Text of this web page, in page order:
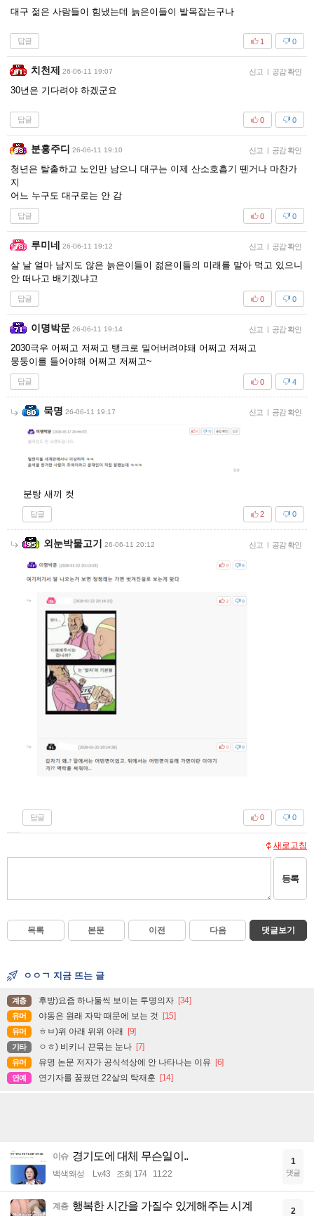
대구 젊은 사람들이 힘냈는데 늙은이들이 발목잡는구나
답글 0
1
치천제 26-06-11 19:07 신고 공감 확인
30년은 기다려야 하겠군요
답글 0
0
분홍주디 26-06-11 19:10 신고 공감 확인
청년은 탈출하고 노인만 남으니 대구는 이제 산소호흡기 뗀거나 마찬가
지
어느 누구도 대구로는 안 감
답글 0
0
루미네 26-06-11 19:12 신고 공감 확인
살 날 얼마 남지도 않은 늙은이들이 젊은이들의 미래를 말아 먹고 있으니
안 떠나고 배기겠냐고
답글 0
0
이명박문 26-06-11 19:14 신고 공감 확인
2030극우 어쩌고 저쩌고 탱크로 밀어버려야돼 어쩌고 저쩌고
뭉둥이를 들어야해 어쩌고 저쩌고~
답글 4
0
묵명 26-06-11 19:17 신고 공감 확인
분탕 새끼 컷
답글 0
2
외눈박물고기 26-06-11 20:12 신고 | 공감 확인
답글 0
0
새로고침
등록
목록 본문 이전 다음 댓글보기
ㅇㅇㄱ 지금 뜨는 글
계층 후방)요즘 하나둘씩 보이는 투명의자 [34]
유머 야동은 원래 자막 때문에 보는 것 [15]
유머 ㅎㅂ)위 아래 위위 아래 [9]
기타 ㅇㅎ) 비키니 끈묶는 눈나 [7]
유머 유명 논문 저자가 공식석상에 안 나타나는 이유 [6]
연예 연기자를 꿈꿨던 22살의 탁재훈 [14]
이슈 경기도에 대체 무슨일이..
백색왜성 Lv.43 조회 174 11:22
1
댓글
계층 행복한 시간을 가질수 있게해주는 시계 2